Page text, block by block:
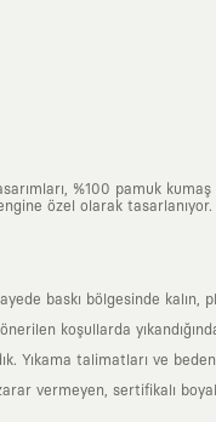
%100 pamuk
özel olarak
baskı bölgesinde
koşullarda
Yıkama talimatları ve
vermeyen, sertifikalı